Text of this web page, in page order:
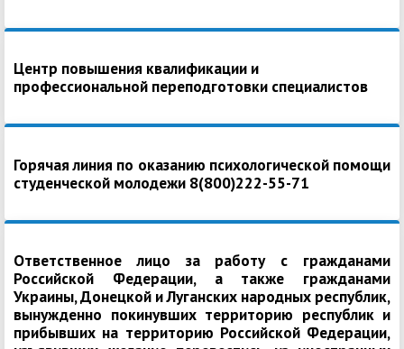
Центр повышения квалификации и
профессиональной переподготовки специалистов
Горячая линия по оказанию психологической помощи
студенческой молодежи 8(800)222-55-71
Ответственное лицо за работу с гражданами
Российской Федерации, а также гражданами
Украины, Донецкой и Луганских народных республик,
вынужденно покинувших территорию республик и
прибывших на территорию Российской Федерации,